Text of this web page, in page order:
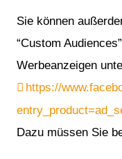
Sie können
“Custom
Werbeanzeigen
https://
Dazu müssen Sie